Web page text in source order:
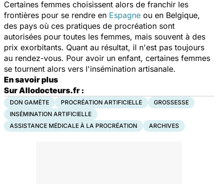
Certaines femmes choisissent alors de franchir les
frontières pour se rendre en Espagne ou en Belgique,
des pays où ces pratiques de procréation sont
autorisées pour toutes les femmes, mais souvent à des
prix exorbitants. Quant au résultat, il n'est pas toujours
au rendez-vous. Pour avoir un enfant, certaines femmes
se tournent alors vers l'insémination artisanale.
En savoir plus
Sur Allodocteurs.fr :
DON GAMÈTE PROCRÉATION ARTIFICIELLE
GROSSESSE
INSÉMINATION ARTIFICIELLE
ASSISTANCE MÉDICALE À LA PROCRÉATION
ARCHIVES